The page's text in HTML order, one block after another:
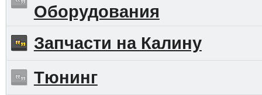
Оборудования
Запчасти на Калину
Тюнинг